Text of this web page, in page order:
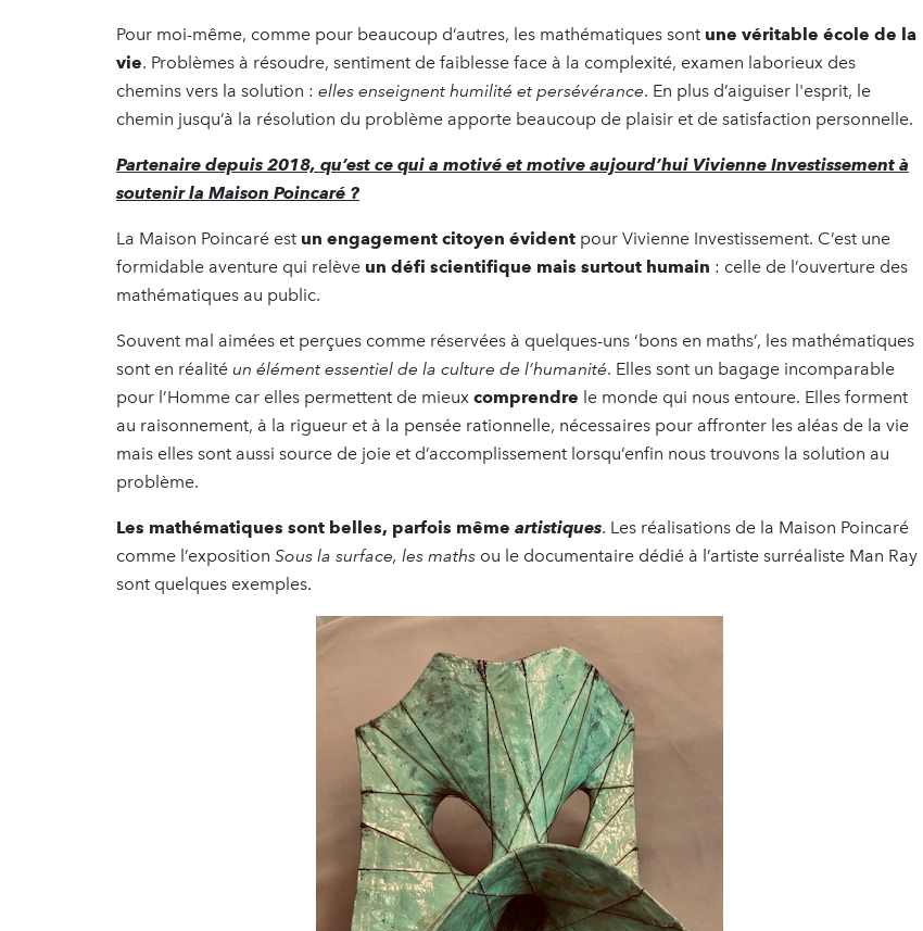
Pour moi-même, comme pour beaucoup d’autres, les mathématiques sont une véritable école de la
vie. Problèmes à résoudre, sentiment de faiblesse face à la complexité, examen laborieux des
chemins vers la solution : elles enseignent humilité et persévérance. En plus d’aiguiser l'esprit, le
chemin jusqu’à la résolution du problème apporte beaucoup de plaisir et de satisfaction personnelle.
Partenaire depuis 2018, qu’est ce qui a motivé et motive aujourd’hui Vivienne Investissement à
soutenir la Maison Poincaré ?
La Maison Poincaré est un engagement citoyen évident pour Vivienne Investissement. C’est une
formidable aventure qui relève un défi scientifique mais surtout humain : celle de l’ouverture des
mathématiques au public.
Souvent mal aimées et perçues comme réservées à quelques-uns ‘bons en maths’, les mathématiques
sont en réalité un élément essentiel de la culture de l’humanité. Elles sont un bagage incomparable
pour l’Homme car elles permettent de mieux comprendre le monde qui nous entoure. Elles forment
au raisonnement, à la rigueur et à la pensée rationnelle, nécessaires pour affronter les aléas de la vie
mais elles sont aussi source de joie et d’accomplissement lorsqu’enfin nous trouvons la solution au
problème.
Les mathématiques sont belles, parfois même artistiques. Les réalisations de la Maison Poincaré
comme l’exposition Sous la surface, les maths ou le documentaire dédié à l’artiste surréaliste Man Ray
sont quelques exemples.